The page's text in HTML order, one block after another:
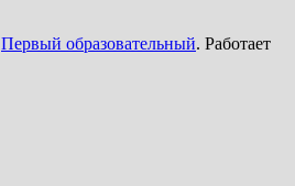
Первый образовательный. Работает